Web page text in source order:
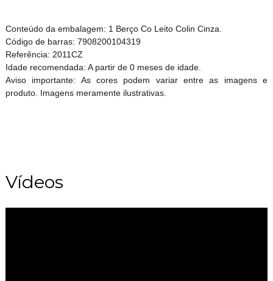
Conteúdo da embalagem: 1 Berço Co Leito Colin Cinza.
Código de barras: 7908200104319
Referência: 2011CZ
Idade recomendada: A partir de 0 meses de idade.
Aviso importante: As cores podem variar entre as imagens e
produto. Imagens meramente ilustrativas.
Vídeos